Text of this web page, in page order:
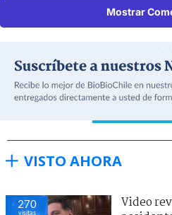
Mostrar
VISTO AHORA
270
visitas
Video